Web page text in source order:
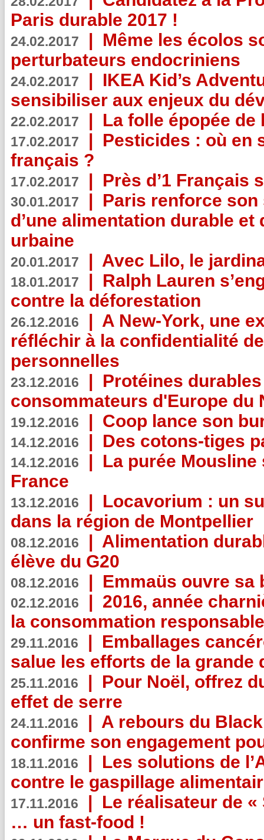
Paris durable 2017 !
24.02.2017 | Même les écolos
perturbateurs endocriniens
24.02.2017 | IKEA Kid’s
sensibiliser aux enjeux du
22.02.2017 | La folle épopée de
17.02.2017 | Pesticides : où en
français ?
17.02.2017 | Près d’1 Français
30.01.2017 | Paris renforce
d’une alimentation durable et
urbaine
20.01.2017 | Avec Lilo, le
18.01.2017 | Ralph Lauren
contre la déforestation
26.12.2016 | A New-York, une
réfléchir à la confidentialité
personnelles
23.12.2016 | Protéines
consommateurs d'Europe du
19.12.2016 | Coop lance son
14.12.2016 | Des cotons-tiges
14.12.2016 | La purée
France
13.12.2016 | Locavorium : un
dans la région de Montpellier
08.12.2016 | Alimentation
élève du G20
08.12.2016 | Emmaüs ouvre sa
02.12.2016 | 2016, année
la consommation
29.11.2016 | Emballages
salue les efforts de la grande
25.11.2016 | Pour Noël, offrez
effet de serre
24.11.2016 | A rebours du
confirme son engagement
18.11.2016 | Les solutions de
contre le gaspillage
17.11.2016 | Le réalisateur de «
… un fast-food !